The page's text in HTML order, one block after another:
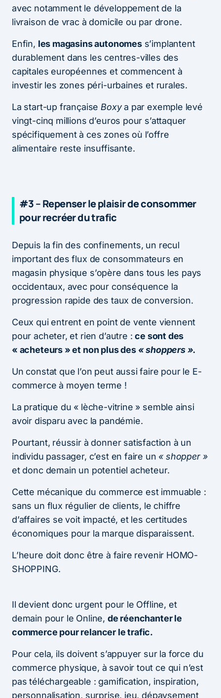
avec notamment le développement de la
livraison de vrac à domicile ou par drone.
Enfin, les magasins autonomess’implantent
durablement dans les centres-villes des
capitales européennes et commencent à
investir les zones péri-urbaines et rurales.
La start-up française Boxya par exemple levé
vingt-cinq millions d’euros pour s’attaquer
spécifiquement à ces zones où l’offre
alimentaire reste insuffisante.
#3 – Repenser le plaisir de consommer
pour recréer du trafic
Depuis la fin des confinements, un recul
important des flux de consommateurs en
magasin physique s’opère dans tous les pays
occidentaux, avec pour conséquence la
progression rapide des taux de conversion.
Ceux qui entrent en point de vente viennent
pour acheter, et rien d’autre :ce sont des
« acheteurs » et non plus des « shoppers ».
Un constat que l’on peut aussi faire pour le E-
commerce à moyen terme !
La pratique du « lèche-vitrine » semble ainsi
avoir disparu avec la pandémie.
Pourtant, réussir à donner satisfaction à un
individu passager, c’est en faire un « shopper »
et donc demain un potentiel acheteur.
Cette mécanique du commerce est immuable :
sans un flux régulier de clients, le chiffre
d’affaires se voit impacté, et les certitudes
économiques pour la marque disparaissent.
L’heure doit donc être à faire revenir HOMO-
SHOPPING.
Il devient donc urgent pour le Offline, et
demain pour le Online, de réenchanter le
commerce pour relancer le trafic.
Pour cela, ils doivent s’appuyer sur la force du
commerce physique, à savoir tout ce qui n’est
pas téléchargeable : gamification, inspiration,
personnalisation, surprise, jeu, dépaysement